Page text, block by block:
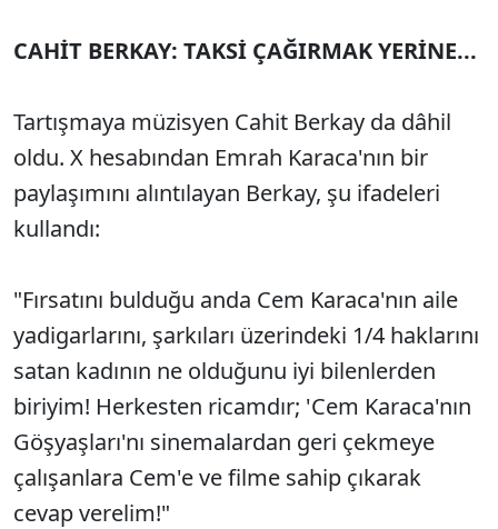
CAHİT BERKAY: TAKSİ ÇAĞIRMAK YERİNE...
Tartışmaya müzisyen Cahit Berkay da dâhil
oldu. X hesabından Emrah Karaca'nın bir
paylaşımını alıntılayan Berkay, şu ifadeleri
kullandı:
"Fırsatını bulduğu anda Cem Karaca'nın aile
yadigarlarını, şarkıları üzerindeki 1/4 haklarını
satan kadının ne olduğunu iyi bilenlerden
biriyim! Herkesten ricamdır; 'Cem Karaca'nın
Göşyaşları'nı sinemalardan geri çekmeye
çalışanlara Cem'e ve filme sahip çıkarak
cevap verelim!"